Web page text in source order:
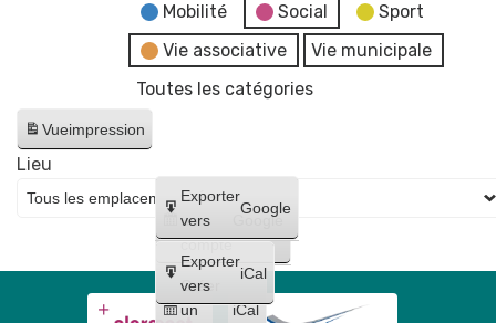
Mobilité
Social
Sport
Vie associative
Vie municipale
Toutes les catégories
Vueimpression
Créer
un
compte
Google
Créer
un
iCal
Exporter
vers
Google
Exporter
vers
iCal
Lieu